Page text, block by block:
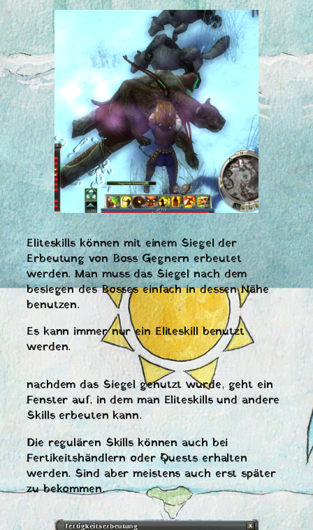
Eliteskills können mit einem Siegel der
Erbeutung von Boss Gegnern erbeutet
werden. Man muss das Siegel nach dem
besiegen des Bosses einfach in dessen Nähe
benutzen.
Es kann immer nur ein Eliteskill benutzt
werden.
nachdem das Siegel genutzt wurde, geht ein
Fenster auf, in dem man Eliteskills und andere
Skills erbeuten kann.
Die regulären Skills können auch bei
Fertikeitshändlern oder Quests erhalten
werden. Sind aber meistens auch erst später
zu bekommen.